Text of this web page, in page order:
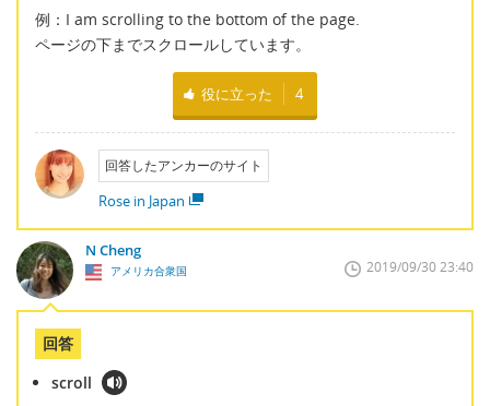
例：I am scrolling to the bottom of the page.
ページの下までスクロールしています。
役に立った 4
回答したアンカーのサイト
Rose in Japan
N Cheng
アメリカ合衆国 2019/09/30 23:40
回答
scroll